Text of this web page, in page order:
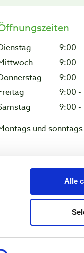
Alle
9:00 -
9:00 -
9:00 -
9:00 -
9:00 -
und